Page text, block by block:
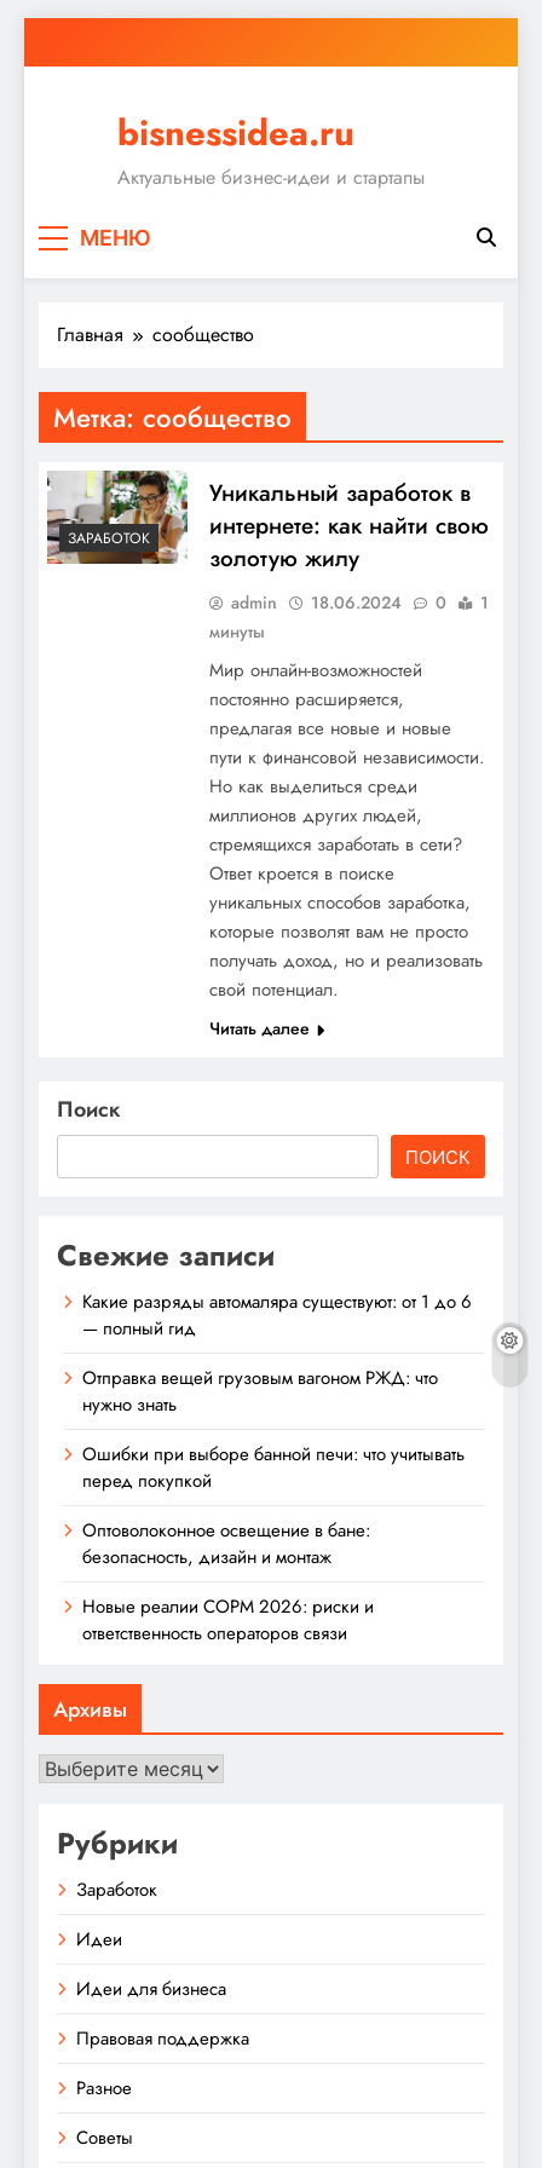
к
bisnessidea.ru
Актуальные бизнес-идеи и стартапы
МЕНЮ
Главная сообщество
Метка: сообщество
ЗАРАБОТОК
Уникальный заработок в
интернете: как найти свою
золотую жилу
admin 18.06.2024 0
1
минуты
Мир онлайн-возможностей
постоянно расширяется,
предлагая все новые и новые
пути к финансовой независимости.
Но как выделиться среди
миллионов других людей,
стремящихся заработать в сети?
Ответ кроется в поиске
уникальных способов заработка,
которые позволят вам не просто
получать доход, но и реализовать
свой потенциал.
Читать далее
Поиск
ПОИСК
Свежие записи
Какие разряды автомаляра существуют: от 1 до 6
— полный гид
Отправка вещей грузовым вагоном РЖД: что
нужно знать
Ошибки при выборе банной печи: что учитывать
перед покупкой
Оптоволоконное освещение в бане:
безопасность, дизайн и монтаж
Новые реалии СОРМ 2026: риски и
ответственность операторов связи
Архивы
Архивы
Рубрики
Заработок
Идеи
Идеи для бизнеса
Правовая поддержка
Разное
Советы